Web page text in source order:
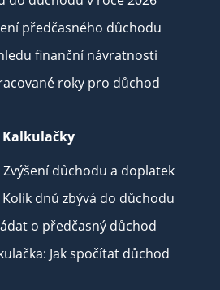
předčasného důchodu
finanční návratnosti
roky pro důchod
Kalkulačky
Zvýšení důchodu a doplatek
dnů zbývá do důchodu
o předčasný důchod
Jak spočítat důchod